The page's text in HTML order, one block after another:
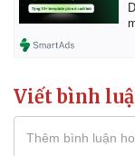
Viết bình